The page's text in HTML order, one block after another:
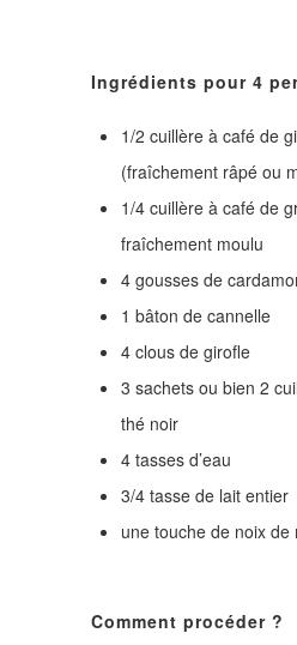
Ingrédients pour 4
1/2 cuillère à café de
(fraîchement râpé ou
1/4 cuillère à café de
fraîchement moulu
4 gousses de
1 bâton de cannelle
4 clous de girofle
3 sachets ou bien 2
thé noir
4 tasses d’eau
3/4 tasse de lait entier
une touche de noix de
Comment procéder ?